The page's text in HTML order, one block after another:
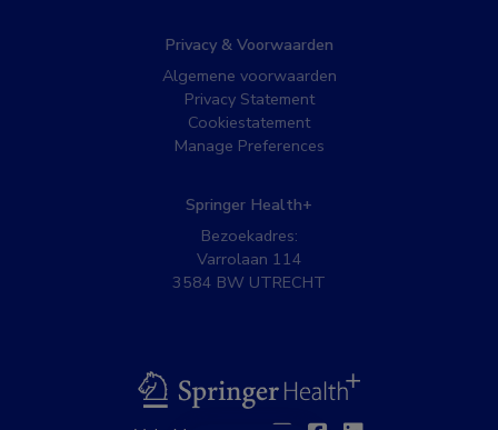
Privacy & Voorwaarden
Algemene voorwaarden
Privacy Statement
Cookiestatement
Manage Preferences
Springer Health+
Bezoekadres:
Varrolaan 114
3584 BW UTRECHT
BSL